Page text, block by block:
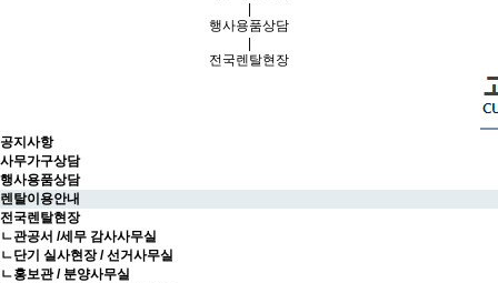
행사용품상담
전국렌탈현장
공지사항
사무가구상담
행사용품상담
렌탈이용안내
전국렌탈현장
ㄴ관공서 /세무 감사사무실
ㄴ단기 실사현장 / 선거사무실
ㄴ홍보관 / 분양사무실